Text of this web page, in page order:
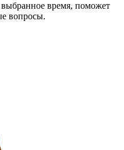
время, поможет
вопросы.